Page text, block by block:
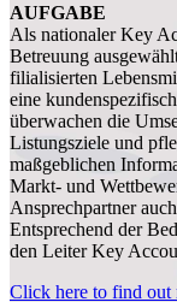
AUFGABE
Als nationaler Key
Betreuung
filialisierten
eine
überwachen die
Listungsziele und
maßgeblichen
Markt- und
Ansprechpartner
Entsprechend der
den Leiter Key
Click here to find out